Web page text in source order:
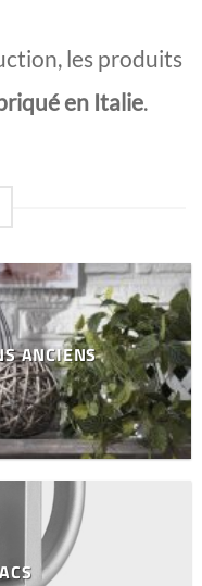
les produits
en Italie.
ANCIENS